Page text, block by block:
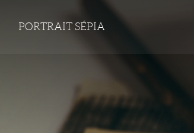
PORTRAIT SÉPIA